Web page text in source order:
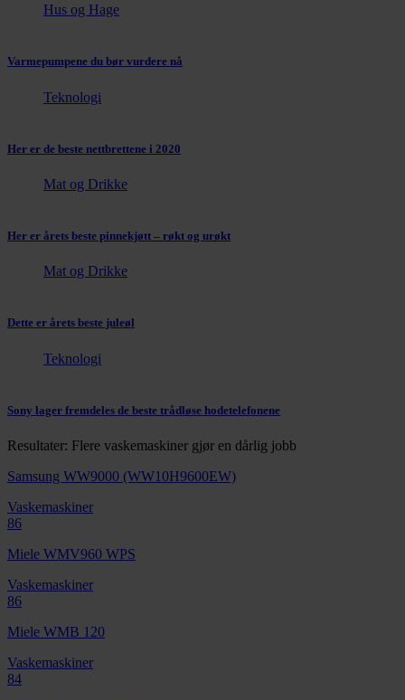
Hus og Hage
Varmepumpene du bør vurdere nå
Teknologi
Her er de beste nettbrettene i 2020
Mat og Drikke
Her er årets beste pinnekjøtt – røkt og urøkt
Mat og Drikke
Dette er årets beste juleøl
Teknologi
Sony lager fremdeles de beste trådløse hodetelefonene
Resultater: Flere vaskemaskiner gjør en dårlig jobb
Samsung WW9000 (WW10H9600EW)
Vaskemaskiner
86
Miele WMV960 WPS
Vaskemaskiner
86
Miele WMB 120
Vaskemaskiner
84